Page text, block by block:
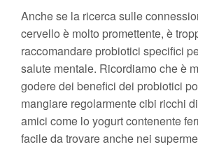
Anche se la ricerca sulle
cervello è molto promettente, è
raccomandare probiotici specifici
salute mentale. Ricordiamo che è
godere dei benefici dei probiotici
mangiare regolarmente cibi ricchi
amici come lo yogurt contenente
facile da trovare anche nei